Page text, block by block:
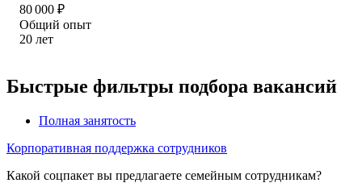
80 000 ₽
Общий опыт
20 лет
Быстрые фильтры подбора вакансий
Полная занятость
Корпоративная поддержка сотрудников
Какой соцпакет вы предлагаете семейным сотрудникам?